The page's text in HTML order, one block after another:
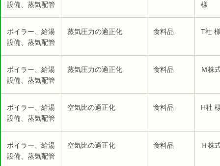
設備、蒸気配管
様
ボイラー、給湯
設備、蒸気配管
蒸気圧力の適正化 食料品 T社
ボイラー、給湯
設備、蒸気配管
蒸気圧力の適正化 食料品 Ｍ株
ボイラー、給湯
設備、蒸気配管
空気比の適正化 食料品 H社
ボイラー、給湯
設備、蒸気配管
空気比の適正化 食料品 Ｈ株